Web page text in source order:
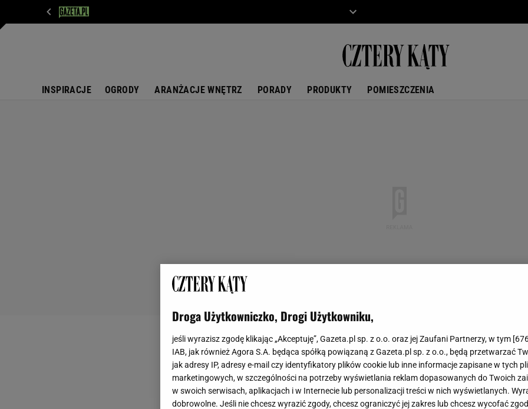
INSPIRACJE OGRODY ARANŻACJE WNĘTRZ PORADY PRODUKTY POMIESZCZENIA
Droga Użytkowniczko, Drogi Użytkowniku,
jeśli wyrazisz zgodę klikając „Akceptuję”, Gazeta.pl sp. z o.o. oraz jej Zaufani Partnerzy, w tym [
IAB, jak również Agora S.A. będąca spółką powiązaną z Gazeta.pl sp. z o.o., będą przetwarzać
jak adresy IP, adresy e-mail czy identyfikatory plików cookie lub inne informacje zapisane w tych
marketingowych, w szczególności na potrzeby wyświetlania reklam dopasowanych do Twoich
w swoich serwisach, aplikacjach i w Internecie lub personalizacji treści w nich wyświetlanych.
dobrowolne. Jeśli nie chcesz wyrazić zgody, chcesz ograniczyć jej zakres lub chcesz wycofać